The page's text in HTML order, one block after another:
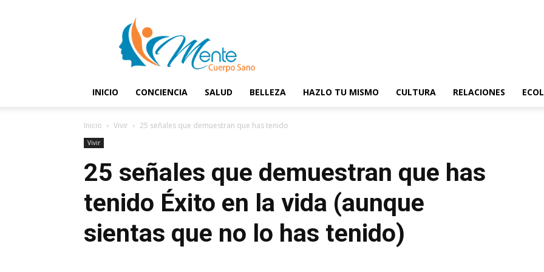
Cuerpo
Sano
INICIO CONCIENCIA SALUD BELLEZA HAZLO TU MISMO CULTURA RELACIONES
Inicio Vivir 25 señales que demuestran que has tenido Éxito en la vida (aunque...
Vivir
25 señales que demuestran que has
tenido Éxito en la vida (aunque
sientas que no lo has tenido)